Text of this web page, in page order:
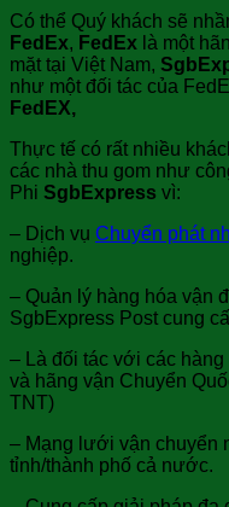
Có thể Quý khách sẽ
FedEx, FedEx là một
mặt tại Việt Nam,
như một đối tác của
FedEX,
Thực tế có rất nhiều
các nhà thu gom như
Phi SgbExpress vì:
– Dịch vụ Chuyển phát
nghiệp.
– Quản lý hàng hóa vận
SgbExpress Post cung
– Là đối tác với các
và hãng vận Chuyển
TNT)
– Mạng lưới vận chuyển
tỉnh/thành phố cả nước.